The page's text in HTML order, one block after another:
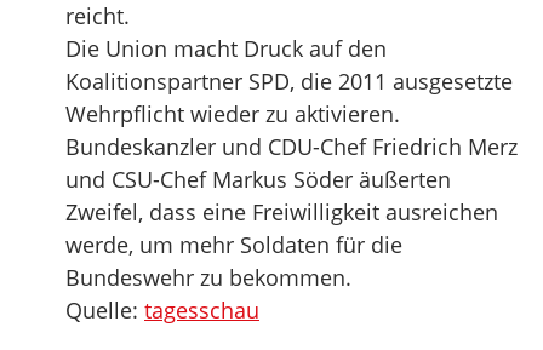
reicht.
Die Union macht Druck auf den
Koalitionspartner SPD, die 2011 ausgesetzte
Wehrpflicht wieder zu aktivieren.
Bundeskanzler und CDU-Chef Friedrich Merz
und CSU-Chef Markus Söder äußerten
Zweifel, dass eine Freiwilligkeit ausreichen
werde, um mehr Soldaten für die
Bundeswehr zu bekommen.
Quelle: tagesschau